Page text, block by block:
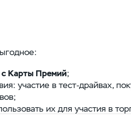
с Карты Премий;
участие в тест‑драйвах,
их для участия в